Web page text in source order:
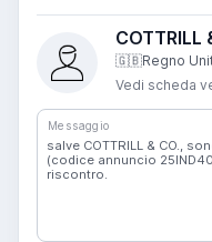
COTTRILL
🇬🇧Regno
Vedi scheda
Messaggio